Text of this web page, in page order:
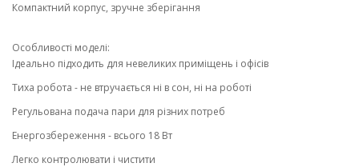
Компактний корпус, зручне зберігання
Особливості моделі:
Ідеально підходить для невеликих приміщень і офісів
Тиха робота - не втручається ні в сон, ні на роботі
Регульована подача пари для різних потреб
Енергозбереження - всього 18 Вт
Легко контролювати і чистити